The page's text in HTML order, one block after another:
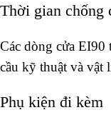
Thời gian chống
Các dòng cửa
cầu kỹ thuật và vật
Phụ kiện đi kèm